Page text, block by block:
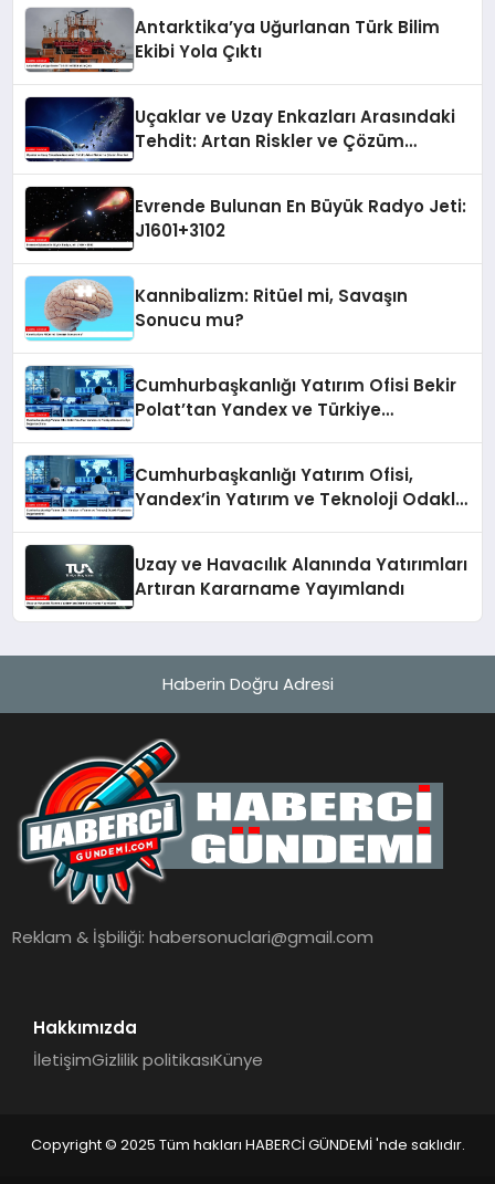
Antarktika’ya Uğurlanan Türk Bilim
Ekibi Yola Çıktı
Uçaklar ve Uzay Enkazları Arasındaki
Tehdit: Artan Riskler ve Çözüm
Evrende Bulunan En Büyük Radyo Jeti:
J1601+3102
Kannibalizm: Ritüel mi, Savaşın
Sonucu mu?
Cumhurbaşkanlığı Yatırım Ofisi Bekir
Polat’tan Yandex ve Türkiye
Cumhurbaşkanlığı Yatırım Ofisi,
Yandex’in Yatırım ve Teknoloji Odaklı
Uzay ve Havacılık Alanında Yatırımları
Artıran Kararname Yayımlandı
Haberin Doğru Adresi
Reklam & İşbiliği:habersonuclari@gmail.com
Hakkımızda
İletişimGizlilik politikasıKünye
Copyright © 2025 Tüm hakları HABERCİ GÜNDEMİ 'nde saklıdır.